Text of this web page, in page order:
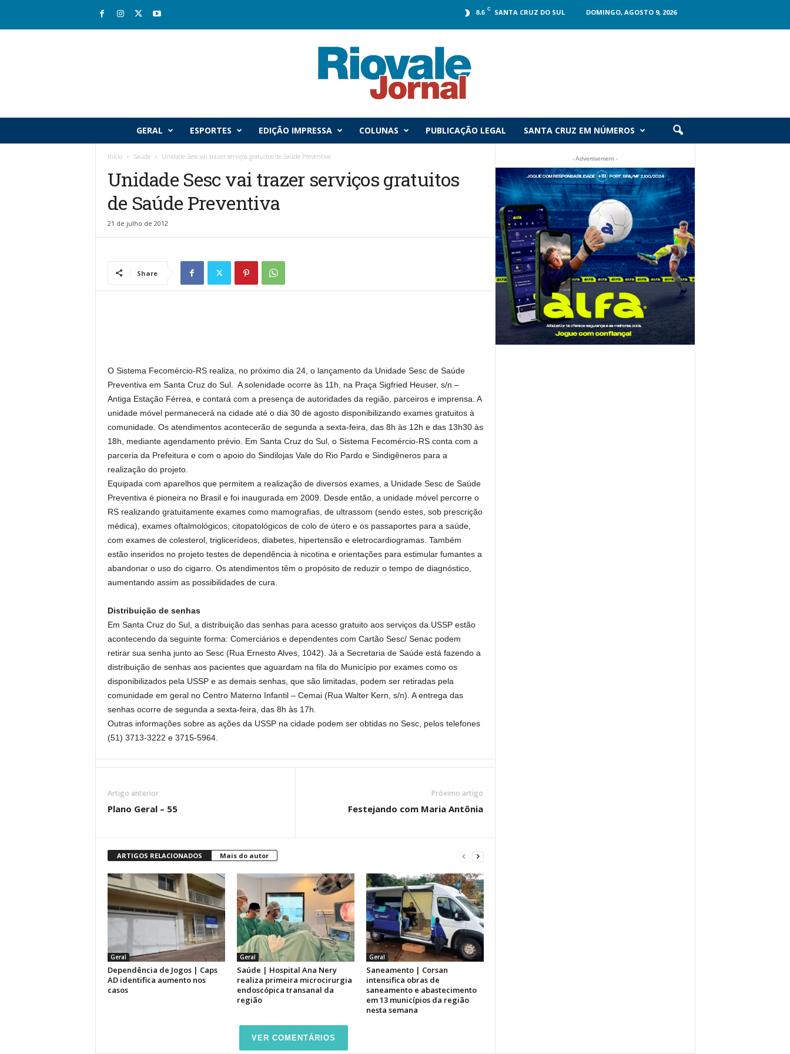
8.6 C SANTA CRUZ DO SUL DOMINGO, AGOSTO 9, 2026
GERAL ESPORTES EDIÇÃO IMPRESSA COLUNAS PUBLICAÇÃO LEGAL SANTA CRUZ EM NÚMEROS
Início Saúde Unidade Sesc vai trazer serviços gratuitos de Saúde Preventiva
Unidade Sesc vai trazer serviços gratuitos
de Saúde Preventiva
21 de julho de 2012
Share
O Sistema Fecomércio-RS realiza, no próximo dia 24, o lançamento da Unidade Sesc de Saúde
Preventiva em Santa Cruz do Sul. A solenidade ocorre às 11h, na Praça Sigfried Heuser, s/n –
Antiga Estação Férrea, e contará com a presença de autoridades da região, parceiros e imprensa. A
unidade móvel permanecerá na cidade até o dia 30 de agosto disponibilizando exames gratuitos à
comunidade. Os atendimentos acontecerão de segunda a sexta-feira, das 8h às 12h e das 13h30 às
18h, mediante agendamento prévio. Em Santa Cruz do Sul, o Sistema Fecomércio-RS conta com a
parceria da Prefeitura e com o apoio do Sindilojas Vale do Rio Pardo e Sindigêneros para a
realização do projeto.
Equipada com aparelhos que permitem a realização de diversos exames, a Unidade Sesc de Saúde
Preventiva é pioneira no Brasil e foi inaugurada em 2009. Desde então, a unidade móvel percorre o
RS realizando gratuitamente exames como mamografias, de ultrassom (sendo estes, sob prescrição
médica), exames oftalmológicos, citopatológicos de colo de útero e os passaportes para a saúde,
com exames de colesterol, triglicerídeos, diabetes, hipertensão e eletrocardiogramas. Também
estão inseridos no projeto testes de dependência à nicotina e orientações para estimular fumantes a
abandonar o uso do cigarro. Os atendimentos têm o propósito de reduzir o tempo de diagnóstico,
aumentando assim as possibilidades de cura.
Distribuição de senhas
Em Santa Cruz do Sul, a distribuição das senhas para acesso gratuito aos serviços da USSP estão
acontecendo da seguinte forma: Comerciários e dependentes com Cartão Sesc/ Senac podem
retirar sua senha junto ao Sesc (Rua Ernesto Alves, 1042). Já a Secretaria de Saúde está fazendo a
distribuição de senhas aos pacientes que aguardam na fila do Município por exames como os
disponibilizados pela USSP e as demais senhas, que são limitadas, podem ser retiradas pela
comunidade em geral no Centro Materno Infantil – Cemai (Rua Walter Kern, s/n). A entrega das
senhas ocorre de segunda a sexta-feira, das 8h às 17h.
Outras informações sobre as ações da USSP na cidade podem ser obtidas no Sesc, pelos telefones
(51) 3713-3222 e 3715-5964.
Artigo anterior
Plano Geral – 55
Próximo artigo
Festejando com Maria Antônia
ARTIGOS RELACIONADOS Mais do autor
Geral
Dependência de Jogos | Caps
AD identifica aumento nos
casos
Geral
Saúde | Hospital Ana Nery
realiza primeira microcirurgia
endoscópica transanal da
região
Geral
Saneamento | Corsan
intensifica obras de
saneamento e abastecimento
em 13 municípios da região
nesta semana
VER COMENTÁRIOS
- Advertisement -